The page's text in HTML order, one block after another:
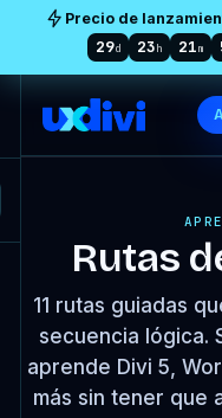
Precio de
29d 23h 21m
Rutas
11 rutas guiadas
secuencia lógica.
aprende Divi 5,
más sin tener que